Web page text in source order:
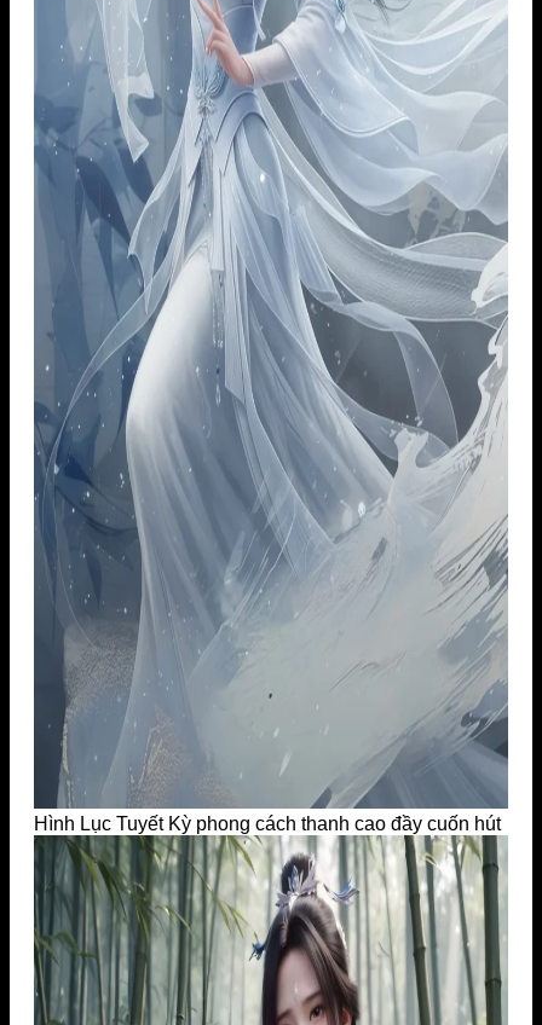
Hình Lục Tuyết Kỳ phong cách thanh cao đầy cuốn hút